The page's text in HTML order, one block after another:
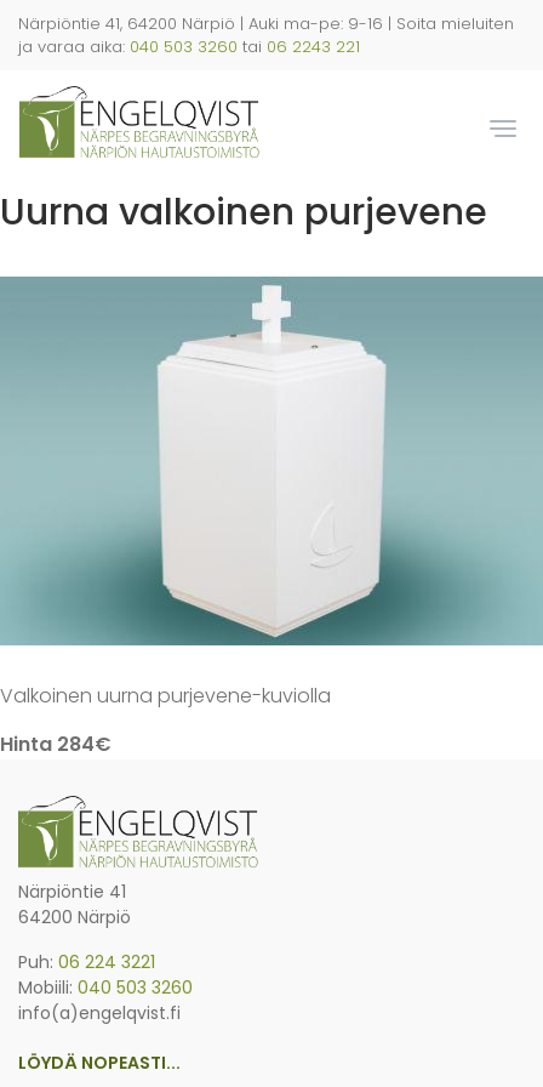
Hyppää
pääsisältöön
Närpiöntie 41, 64200 Närpiö | Auki ma-pe: 9-16 | Soita mieluiten
ja varaa aika: 040 503 3260 tai 06 2243 221
Uurna valkoinen purjevene
Valkoinen uurna purjevene-kuviolla
Hinta 284€
Närpiöntie 41
64200 Närpiö
Puh: 06 224 3221
Mobiili: 040 503 3260
info(a)engelqvist.fi
LÖYDÄ NOPEASTI...